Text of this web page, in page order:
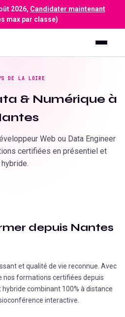
2026, Candidater maintenant
max par classe)
DE LA LOIRE
& Numérique à
Web ou Data Engineer
certifiées en présentiel et
hybride.
depuis Nantes
et qualité de vie reconnue. Avec
nos formations certifiées depuis
combinant 100% à distance
interactive.